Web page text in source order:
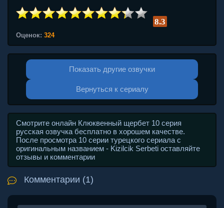
8.3
Оценок: 324
Показать другие озвучки
Вернуться к сериалу
Смотрите онлайн Клюквенный щербет 10 серия
русская озвучка бесплатно в хорошем качестве.
После просмотра 10 серии турецкого сериала с
оригинальным названием - Kizilcik Serbeti оставляйте
отзывы и комментарии
Комментарии (1)